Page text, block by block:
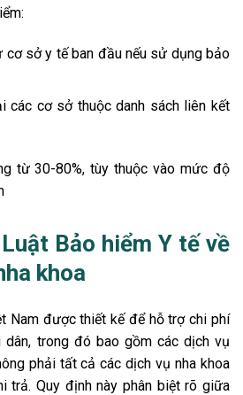
cơ sở y tế ban đầu nếu sử dụng bảo
các cơ sở thuộc danh sách liên kết
từ 30-80%, tùy thuộc vào mức độ
Bảo hiểm Y tế về
khoa
Nam được thiết kế để hỗ trợ chi phí
trong đó bao gồm các dịch vụ
phải tất cả các dịch vụ nha khoa
trả. Quy định này phân biệt rõ giữa